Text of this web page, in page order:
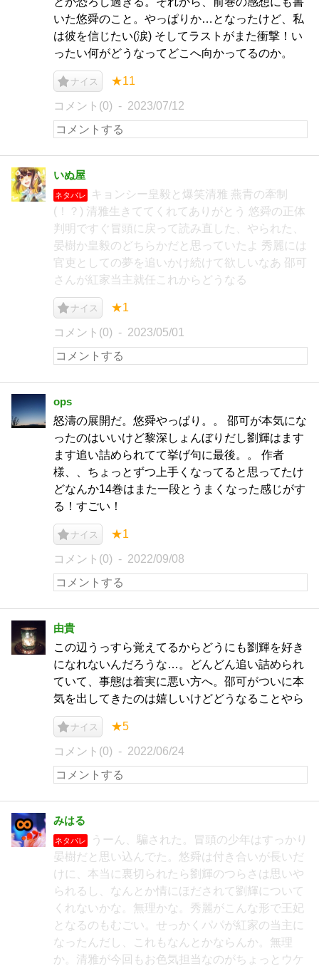
いた悠舜のこと。やっぱりか…となったけど、私
は彼を信じたい(涙) そしてラストがまた衝撃！い
ったい何がどうなってどこへ向かってるのか。
ナイス ★11
コメント(0) 2023/07/12
いぬ屋
ネタバレ
キョンシー皇毅と爆笑清雅 燕青の牽制
(！？) 清雅生きててくれてありがとう 悠舜の正体
判明ですぐ冒頭に戻って読み直した、やられた、
晏樹か皇毅のどちらかだと思っていたよ 秀麗には
官吏としての夢を追いかけ続けて欲しいなあ 邵可
さんが紅家当主就任これからどうなる
ナイス ★1
コメント(0) 2023/05/01
ops
怒濤の展開だ。悠舜やっぱり。。 邵可が本気にな
ったのはいいけど黎深しょんぼりだし劉輝はます
ます追い詰められてて挙げ句に最後。。 作者
様、、ちょっとずつ上手くなってると思ってたけ
どなんか14巻はまた一段とうまくなった感じがす
る！すごい！
ナイス ★1
コメント(0) 2022/09/08
由貴
この辺うっすら覚えてるからどうにも劉輝を好き
になれないんだろうな…。どんどん追い詰められ
ていて、事態は着実に悪い方へ。邵可がついに本
気を出してきたのは嬉しいけどどうなることやら
ナイス ★5
コメント(0) 2022/06/24
みはる
ネタバレ
うーん、騙された。冒頭の少年はすっかり
晏樹だと思い込んでた。悠舜は付き合いが長いだ
けに、本当に裏切られたら劉輝のつらさは思いや
られるし、なんとか情にほだされて劉輝について
くれないかな。無理かな。秀麗がこんな形で王妃
となるのもむごい。せっかくパパが紅家の当主に
なったんだし、これもなんとかならんか。無理
か。清雅が今回もお色気担当なのがちょっとウケ